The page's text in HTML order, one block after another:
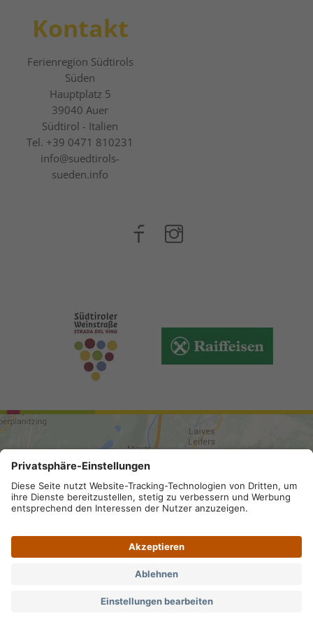
Kontakt
Ferienregion Südtirols
Süden
Hauptplatz 5
39040 Auer
Südtirol - Italien
Tel. +39 0471 810231
info@suedtirols-
sueden.info
ANREISE
Impressum . Privacy
SDI-Kodex: A4RZ960